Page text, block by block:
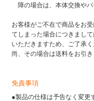
障の場合は、本体交換や
お客様がご不在で商品をお
てしまった場合につきまし
いただきますため、ご了承く
尚、その場合は送料をお引
免責事項
●製品の仕様は予告なく変更